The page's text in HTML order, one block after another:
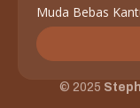
Muda Bebas
© 2025